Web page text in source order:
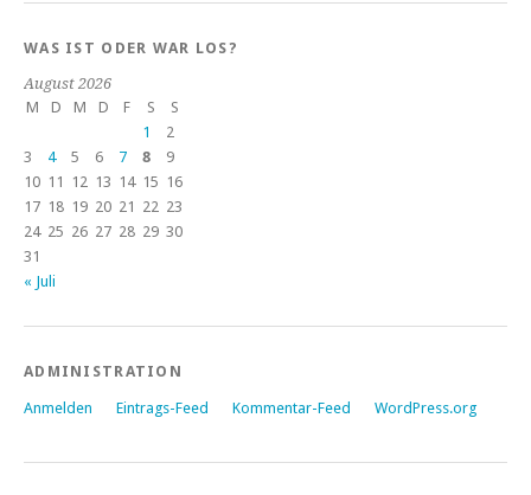
WAS IST ODER WAR LOS?
August 2026
M
D M D F S
S
1
2
3
4 5 6 7 8
9
10 11 12 13 14 15 16
17 18 19 20 21 22 23
24 25 26 27 28 29 30
31
« Juli
ADMINISTRATION
Anmelden Eintrags-Feed Kommentar-Feed WordPress.org